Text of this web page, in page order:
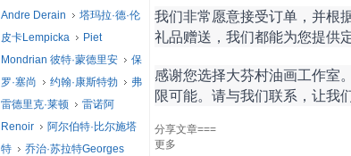
我们非常愿意接受订单，并根
礼品赠送，我们都能为您提供
感谢您选择大芬村油画工作室
限可能。请与我们联系，让我
分享文章===
更多
Andre Derain
塔玛拉·德·伦
皮卡Lempicka
Piet
Mondrian 彼特·蒙德里安
保
罗·塞尚
约翰·康斯特勃
弗
雷德里克·莱顿
雷诺阿
Renoir
阿尔伯特·比尔施塔
特
乔治·苏拉特Georges